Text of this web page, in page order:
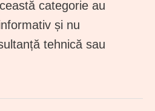
categorie au
și nu
tehnică sau